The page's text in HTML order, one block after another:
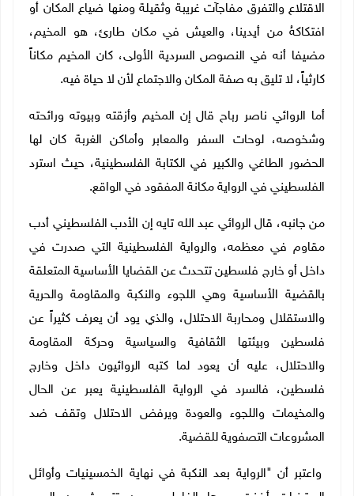
الاقتلاع والتفرق مفاجآت غريبة وثقيلة ومنها ضياع المكان أو
افتكاكهُ من أيدينا، والعيش في مكان طارئ، هو المخيم،
مضيفا أنه في النصوص السردية الأولى، كان المخيم مكاناً
كارثياً، لا تليق به صفة المكان والاجتماع لأن لا حياة فيه.
أما الروائي ناصر رباح قال إن المخيم وأزقته وبيوته ورائحته
وشخوصه، لوحات السفر والمعابر وأماكن الغربة كان لها
الحضور الطاغي والكبير في الكتابة الفلسطينية، حيث استرد
الفلسطيني في الرواية مكانة المفقود في الواقع.
من جانبه، قال الروائي عبد الله تايه إن الأدب الفلسطيني أدب
مقاوم في معظمه، والرواية الفلسطينية التي صدرت في
داخل أو خارج فلسطين تتحدث عن القضايا الأساسية المتعلقة
بالقضية الأساسية وهي اللجوء والنكبة والمقاومة والحرية
والاستقلال ومحاربة الاحتلال، والذي يود أن يعرف كثيراً عن
فلسطين وبيئتها الثقافية والسياسية وحركة المقاومة
والاحتلال، عليه أن يعود لما كتبه الروائيون داخل وخارج
فلسطين، فالسرد في الرواية الفلسطينية يعبر عن الحال
والمخيمات واللجوء والعودة ويرفض الاحتلال وتقف ضد
المشروعات التصفوية للقضية.
واعتبر أن "الرواية بعد النكبة في نهاية الخمسينيات وأوائل